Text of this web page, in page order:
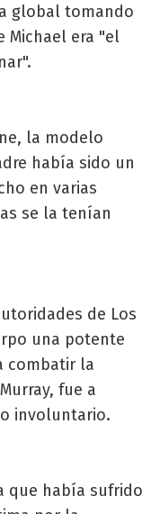
global tomando
Michael era "el
la modelo
había sido un
en varias
se la tenían
de Los
una potente
combatir la
fue a
involuntario.
que había sufrido